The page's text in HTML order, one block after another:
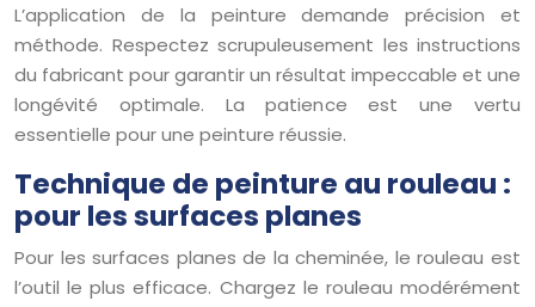
L’application de la peinture demande précision et
méthode. Respectez scrupuleusement les instructions
du fabricant pour garantir un résultat impeccable et une
longévité optimale. La patience est une vertu
essentielle pour une peinture réussie.
Technique de peinture au rouleau :
pour les surfaces planes
Pour les surfaces planes de la cheminée, le rouleau est
l’outil le plus efficace. Chargez le rouleau modérément